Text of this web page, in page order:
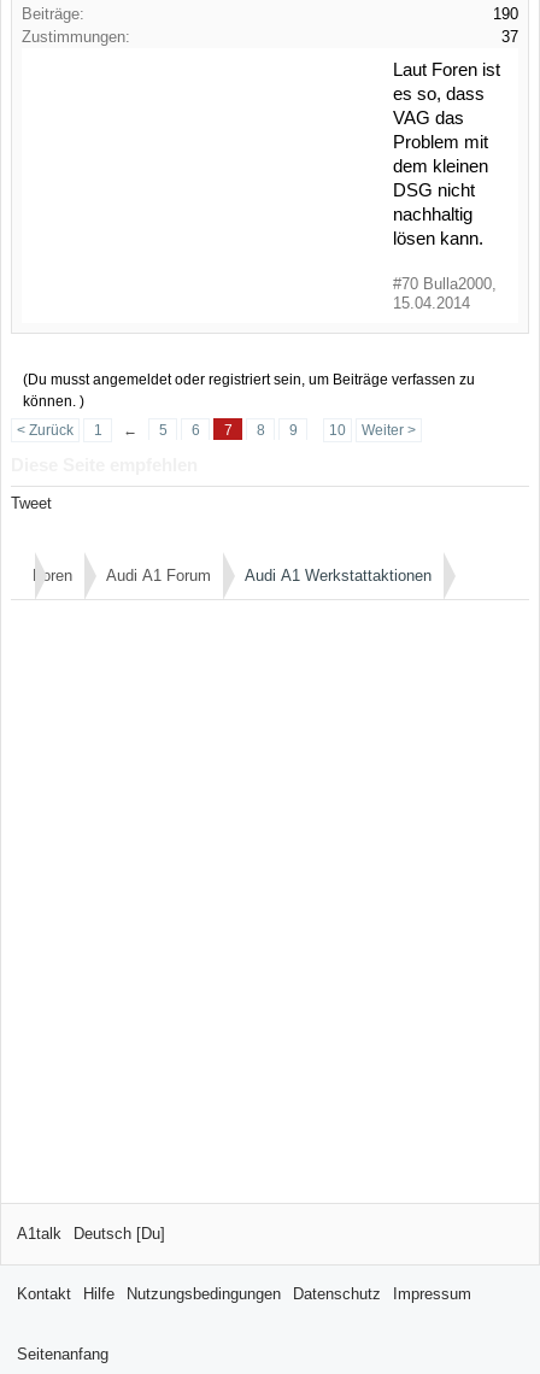
Beiträge:
190
Zustimmungen:
37
Laut Foren ist
es so, dass
VAG das
Problem mit
dem kleinen
DSG nicht
nachhaltig
lösen kann.
#70 Bulla2000,
15.04.2014
(Du musst angemeldet oder registriert sein, um Beiträge verfassen zu
können. )
< Zurück
1 ← 5 6 7 8 9 10 Weiter >
Tweet
Foren Audi A1 Forum Audi A1 Werkstattaktionen
A1talk Deutsch [Du]
Kontakt Hilfe Nutzungsbedingungen Datenschutz Impressum
Seitenanfang